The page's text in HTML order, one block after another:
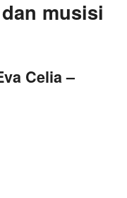
musisi
Celia –